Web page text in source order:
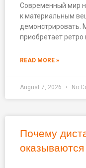
Современный мир
к материальным
демонстрировать.
приобретает ретро
READ MORE »
August 7, 2026 No
Почему